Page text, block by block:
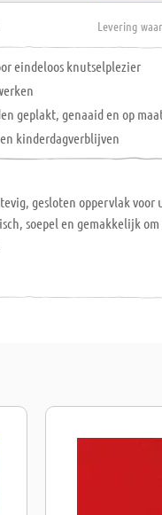
Levering
eindeloos knutselplezier
geplakt, genaaid en op
en kinderdagverblijven
gesloten oppervlak voor
soepel en gemakkelijk